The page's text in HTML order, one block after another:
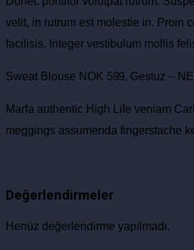
velit, in rutrum est molestie in. Proin
facilisis. Integer vestibulum mollis
Sweat Blouse NOK 599, Gestuz –
Marfa authentic High Life veniam
meggings assumenda fingerstache
Değerlendirmeler
Henüz değerlendirme yapılmadı.